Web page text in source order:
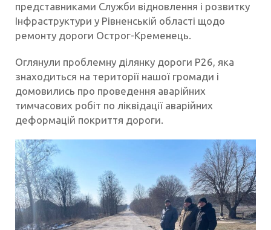
представниками Служби відновлення і розвитку
Інфраструктури у Рівненській області щодо
ремонту дороги Острог-Кременець.
Оглянули проблемну ділянку дороги Р26, яка
знаходиться на території нашої громади і
домовились про проведення аварійних
тимчасових робіт по ліквідації аварійних
деформацій покриття дороги.